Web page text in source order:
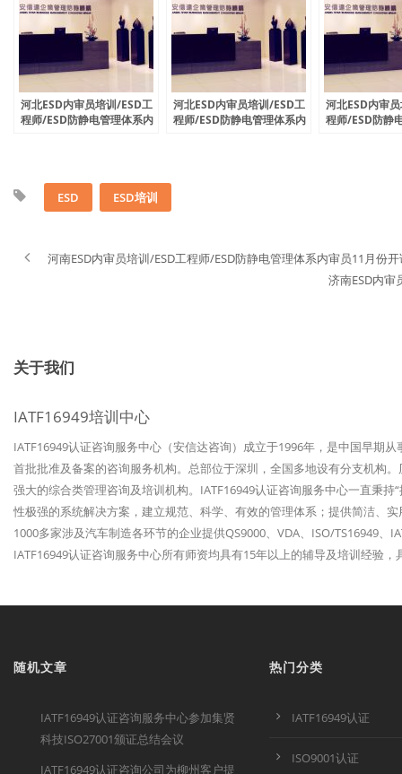
河北ESD内审员培训/ESD工
程师/ESD防静电管理体系内
河北ESD内审员培训/ESD工
程师/ESD防静电管理体系内
河北ESD内审
程师/ESD防静
ESD ESD培训
河南ESD内审员培训/ESD工程师/ESD防静电管理体系内审员11月份
济南ESD内审
关于我们
IATF16949培训中心
IATF16949认证咨询服务中心（安信达咨询）成立于1996年，是中国早期
首批批准及备案的咨询服务机构。总部位于深圳，全国多地设有分支机构
强大的综合类管理咨询及培训机构。IATF16949认证咨询服务中心一直秉
性极强的系统解决方案，建立规范、科学、有效的管理体系；提供简洁、
1000多家涉及汽车制造各环节的企业提供QS9000、VDA、ISO/TS16949
IATF16949认证咨询服务中心所有师资均具有15年以上的辅导及培训经验
随机文章
IATF16949认证咨询服务中心参加集贤
科技ISO27001颁证总结会议
IATF16949认证咨询公司为柳州客户提
热门分类
IATF16949认证
ISO9001认证